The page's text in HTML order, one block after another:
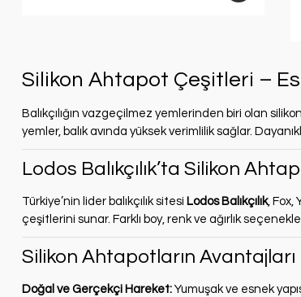
Silikon Ahtapot Çeşitleri –
Balıkçılığın vazgeçilmez yemlerinden biri olan
yemler, balık avında yüksek verimlilik sağlar.
Lodos Balıkçılık’ta Silikon
Türkiye’nin lider balıkçılık sitesi Lodos Balıkçılık, Fox,
çeşitlerini sunar. Farklı boy, renk ve ağırlık
Silikon Ahtapotların Avantajları
Doğal ve Gerçekçi Hareket: Yumuşak ve esnek